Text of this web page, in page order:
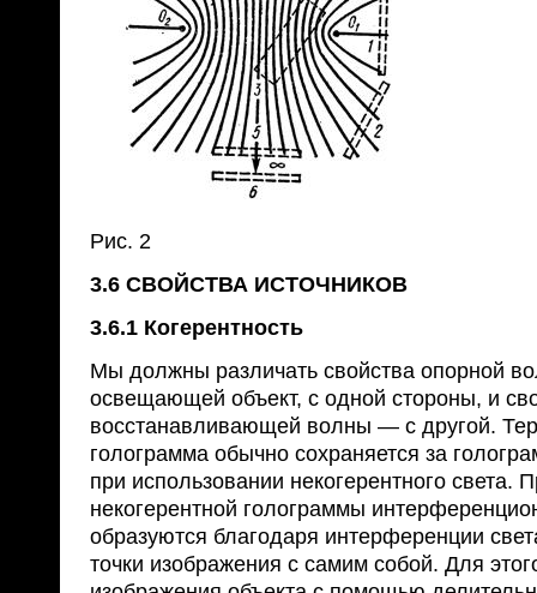
Рис. 2
3.6 СВОЙСТВА ИСТОЧНИКОВ
3.6.1 Когерентность
Мы должны различать свойства опорной
освещающей объект, с одной стороны, и
восстанавливающей волны — с другой.
голограмма обычно сохраняется за
при использовании некогерентного света.
некогерентной голограммы
образуются благодаря интерференции
точки изображения с самим собой. Для